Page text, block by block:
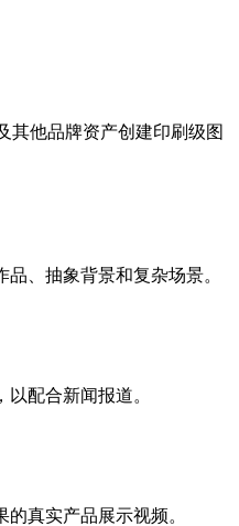
其他品牌资产创建印刷级图
、抽象背景和复杂场景。
配合新闻报道。
真实产品展示视频。